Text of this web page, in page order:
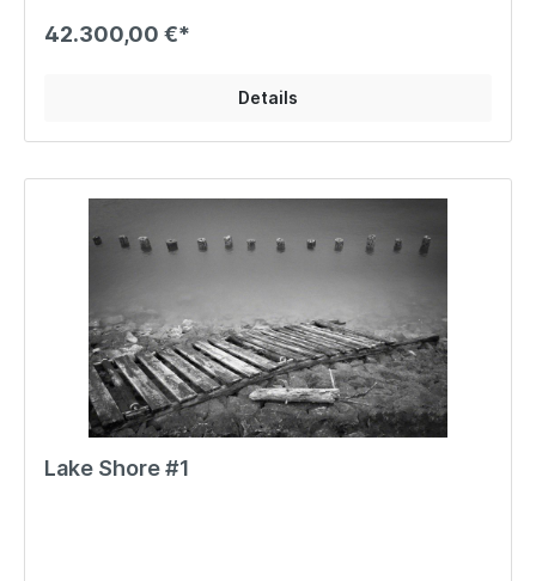
42.300,00 €*
Details
Lake Shore #1